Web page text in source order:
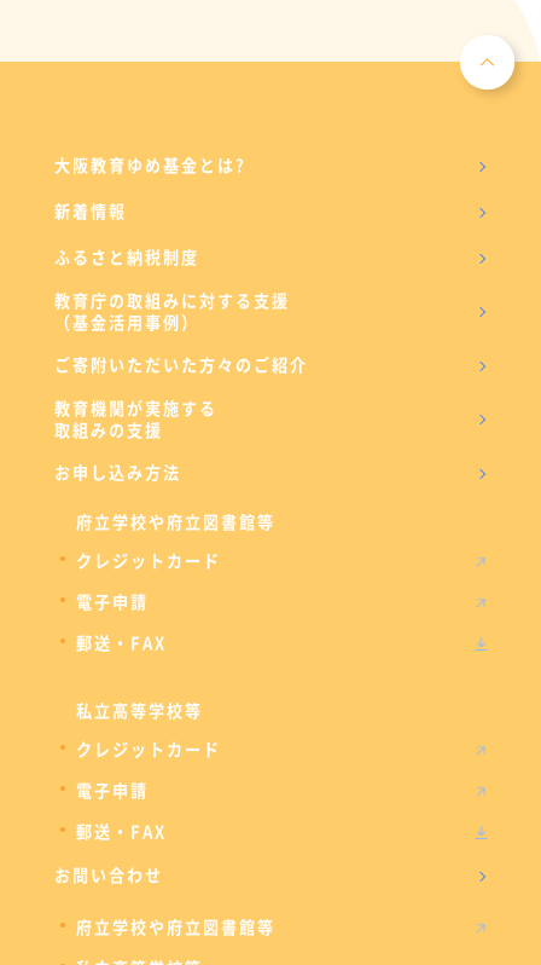
大阪教育ゆめ基金とは?
新着情報
ふるさと納税制度
教育庁の取組みに対する支援
（基金活用事例）
ご寄附いただいた方々のご紹介
教育機関が実施する
取組みの支援
お申し込み方法
府立学校や府立図書館等
クレジットカード
電子申請
郵送・FAX
私立高等学校等
クレジットカード
電子申請
郵送・FAX
お問い合わせ
府立学校や府立図書館等